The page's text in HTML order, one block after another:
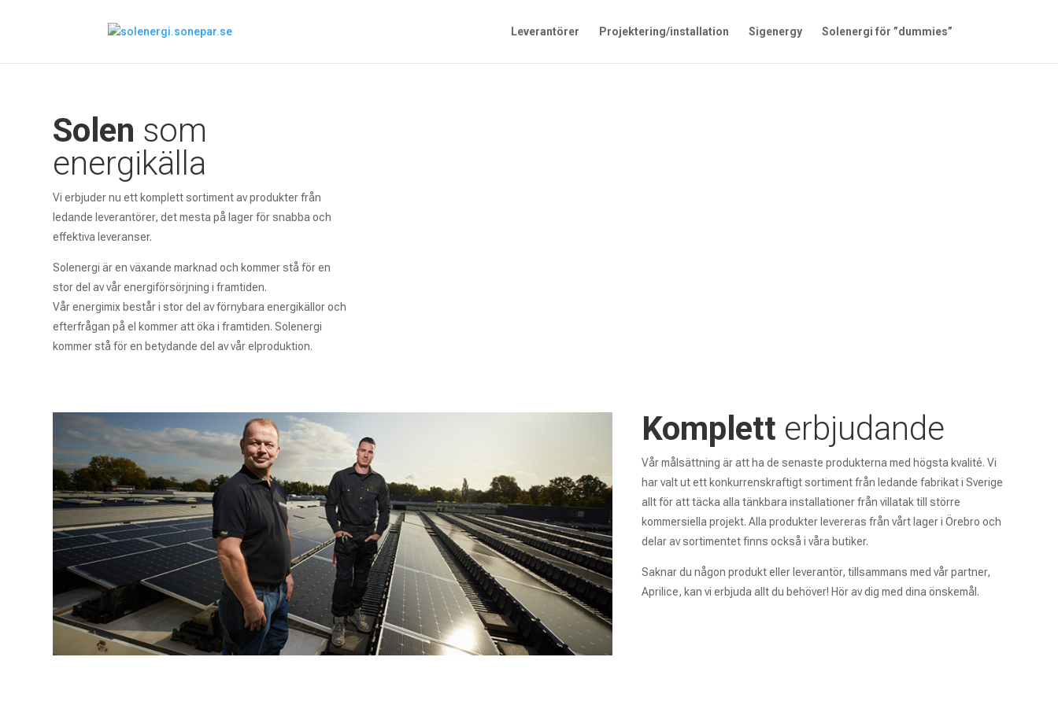
Leverantörer Projektering/installation Sigenergy Solenergi för ”dummies”
Solen som
energikälla
Vi erbjuder nu ett komplett sortiment av produkter från
ledande leverantörer, det mesta på lager för snabba och
effektiva leveranser.
Solenergi är en växande marknad och kommer stå för en
stor del av vår energiförsörjning i framtiden.
Vår energimix består i stor del av förnybara energikällor och
efterfrågan på el kommer att öka i framtiden. Solenergi
kommer stå för en betydande del av vår elproduktion.
Komplett erbjudande
Vår målsättning är att ha de senaste produkterna med högsta kvalité. Vi
har valt ut ett konkurrenskraftigt sortiment från ledande fabrikat i Sverige
allt för att täcka alla tänkbara installationer från villatak till större
kommersiella projekt. Alla produkter levereras från vårt lager i Örebro och
delar av sortimentet finns också i våra butiker.
Saknar du någon produkt eller leverantör, tillsammans med vår partner,
Aprilice, kan vi erbjuda allt du behöver! Hör av dig med dina önskemål.